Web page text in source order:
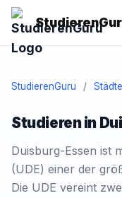
StudierenGuru / Städte
Studieren in
Duisburg-Essen ist
(UDE) einer der
Die UDE vereint